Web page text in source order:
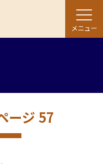
メニュー
ージ 57